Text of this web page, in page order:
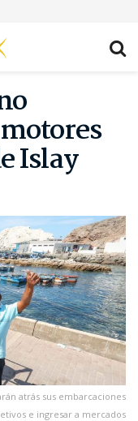
Islay
atrás sus embarcaciones
e ingresar a mercados